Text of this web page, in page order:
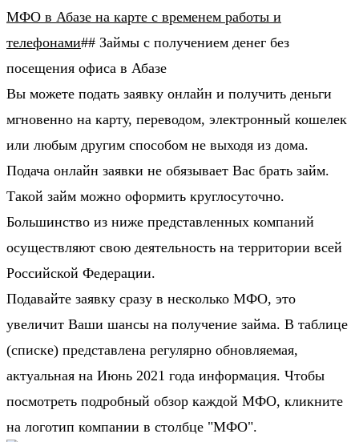
МФО в Абазе на карте с временем работы и
телефонами## Займы с получением денег без
посещения офиса в Абазе
Вы можете подать заявку онлайн и получить деньги
мгновенно на карту, переводом, электронный кошелек
или любым другим способом не выходя из дома.
Подача онлайн заявки не обязывает Вас брать займ.
Такой займ можно оформить круглосуточно.
Большинство из ниже представленных компаний
осуществляют свою деятельность на территории всей
Российской Федерации.
Подавайте заявку сразу в несколько МФО, это
увеличит Ваши шансы на получение займа. В таблице
(списке) представлена регулярно обновляемая,
актуальная на Июнь 2021 года информация. Чтобы
посмотреть подробный обзор каждой МФО, кликните
на логотип компании в столбце "МФО".